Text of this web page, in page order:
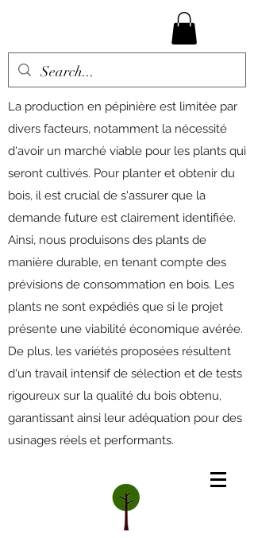
La production en pépinière est limitée par
divers facteurs, notamment la nécessité
d'avoir un marché viable pour les plants qui
seront cultivés. Pour planter et obtenir du
bois, il est crucial de s'assurer que la
demande future est clairement identifiée.
Ainsi, nous produisons des plants de
manière durable, en tenant compte des
prévisions de consommation en bois. Les
plants ne sont expédiés que si le projet
présente une viabilité économique avérée.
De plus, les variétés proposées résultent
d'un travail intensif de sélection et de tests
rigoureux sur la qualité du bois obtenu,
garantissant ainsi leur adéquation pour des
usinages réels et performants.